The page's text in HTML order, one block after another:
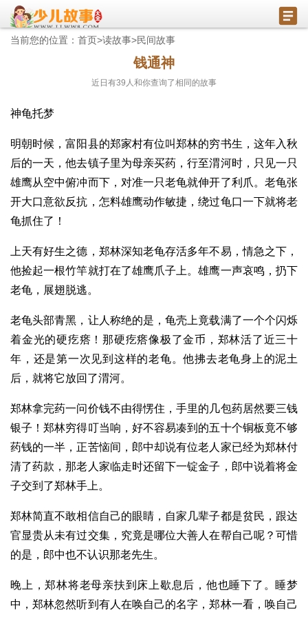
当前您的位置： 首页>读故事>民间故事
钱通神
近日有39 人和你查询了相同的故事
神龟托梦
明朝时候，富阳县的郑家村有位叫郑林的穷书生，这年入秋
后的一天，他去镇子里为母亲买药，行至渭河时，只见一只
雄鹰从空中俯冲而下，对准一只老龟就伸开了利爪。老龟张
开大口意欲反抗，怎料雄鹰动作敏捷，绕过龟口一下就将老
龟抓住了！
上天有好生之德，郑林深知老龟存活多年不易，情急之下，
他捡起一根竹竿就打在了雄鹰爪子上。雄鹰一声哀鸣，扔下
老龟，展翅脱逃。
老龟头部青黑，让人称绝的是，龟壳上竟载满了一个个闪烁
着金光的硬疙瘩！那硬疙瘩像极了金币，郑林活了近三十
年，还是第一次见到这样的老龟。他拂去老龟身上的泥土
后，就将它放回了渭河。
郑林拿完药一问价钱不由得愣住，手里的几包药居然要三钱
银子！郑林穷得叮当响，好不容易凑到的五十个铜板竟不够
药钱的一半，正苦恼间，郎中却说有位老人家已经为郑林付
清了药款，那老人家临走时还留下一锭金子，郎中说着将金
子交到了郑林手上。
郑林简直不敢相信自己的眼睛，自家几辈子都是贫民，跟达
官显贵从未有过交集，究竟是哪位大善人在帮自己呢？可惜
的是，郎中也不认识那老先生。
晚上，郑林将老母亲扶到床上歇息后，他也睡下了。睡梦
中，郑林忽然听到有人在唤自己的名字，郑林一看，唤自己